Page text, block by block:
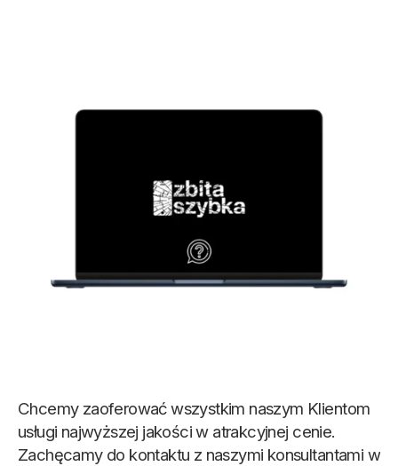
Chcemy zaoferować wszystkim naszym Klientom
usługi najwyższej jakości w atrakcyjnej cenie.
Zachęcamy do kontaktu z naszymi konsultantami w